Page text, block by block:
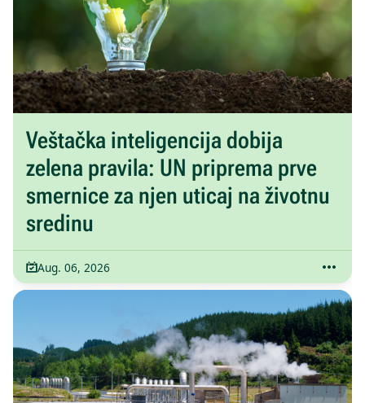
Veštačka inteligencija dobija
zelena pravila: UN priprema prve
smernice za njen uticaj na životnu
sredinu
Aug. 06, 2026